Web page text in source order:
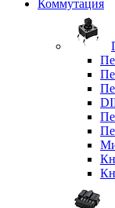
Коммутация